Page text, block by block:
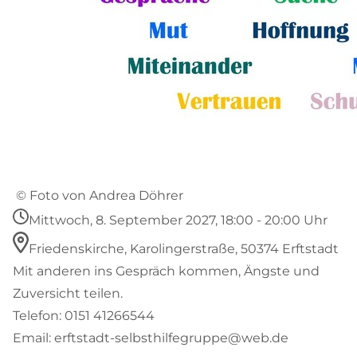
© Foto von Andrea Döhrer
Mittwoch, 8. September 2027, 18:00 - 20:00 Uhr
Friedenskirche, Karolingerstraße, 50374 Erftstadt
Mit anderen ins Gespräch kommen, Ängste und
Zuversicht teilen.
Telefon: 0151 41266544
Email: erftstadt-selbsthilfegruppe@web.de